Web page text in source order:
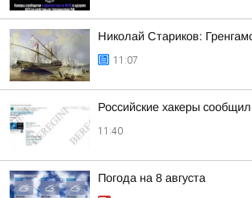
Николай Стариков:
11:07
Российские хакеры
11:40
Погода на 8 августа